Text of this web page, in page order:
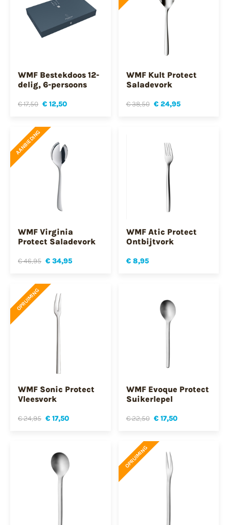
WMF Bestekdoos 12-
delig, 6-persoons
€ 17,50 € 12,50
WMF Kult Protect
Saladevork
€ 38,50 € 24,95
AANBIEDING
WMF Virginia
Protect Saladevork
€ 46,95 € 34,95
WMF Atic Protect
Ontbijtvork
€ 8,95
OPRUIMING
WMF Sonic Protect
Vleesvork
€ 24,95 € 17,50
WMF Evoque Protect
Suikerlepel
€ 22,50 € 17,50
OPRUIMING